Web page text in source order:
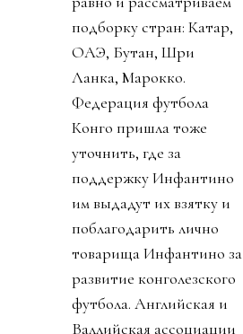
подборку стран: Катар,
ОАЭ, Бутан, Шри
Ланка, Марокко.
Федерация футбола
Конго пришла тоже
уточнить, где за
поддержку Инфантино
им выдадут их взятку и
поблагодарить лично
товарища Инфантино за
развитие конголезского
футбола. Английская и
Валлийская ассоциации